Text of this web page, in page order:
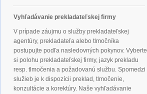
Vyhľadávanie prekladateľskej firmy
V prípade záujmu o služby prekladateľskej
agentúry, prekladateľa alebo tlmočníka
postupujte podľa nasledovných pokynov. Vyberte
si polohu prekladateľskej firmy, jazyk prekladu
resp. tlmočenia a požadovanú službu. Spomedzi
služieb je k dispozícii preklad, tlmočenie,
konzultácie a korektúry. Naše vyhľadávanie